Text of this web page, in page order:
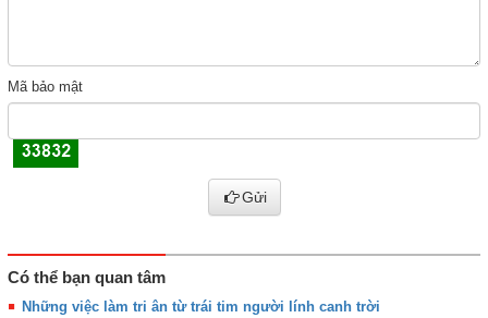
Mã bảo mật
Gửi
Có thể bạn quan tâm
Những việc làm tri ân từ trái tim người lính canh trời